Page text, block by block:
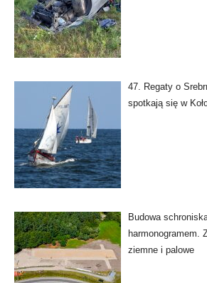
47. Regaty o
spotkają się w
Budowa
harmonogramem.
ziemne i palowe